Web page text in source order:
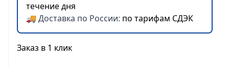
течение дня
🚚 Доставка по России: по тарифам СДЭК
Заказ в 1 клик